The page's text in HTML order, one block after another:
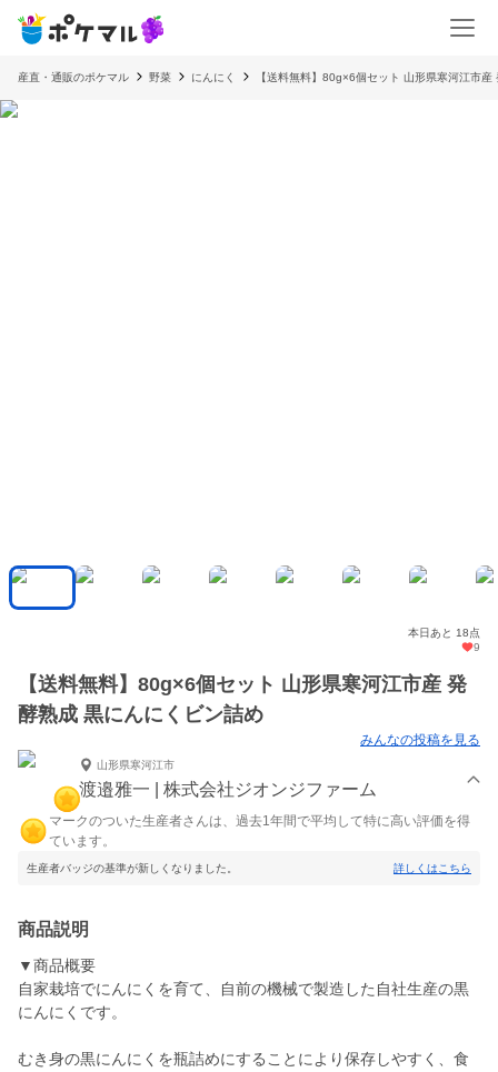
産直・通販のポケマル 野菜 にんにく 【送料無料】80g×6個セット 山形県寒河江市
本日あと 18点
9
【送料無料】80g×6個セット 山形県寒河江市産 発
酵熟成 黒にんにくビン詰め
みんなの投稿を見る
山形県寒河江市
渡邉雅一 | 株式会社ジオンジファーム
マークのついた生産者さんは、過去1年間で平均して特に高い評価を得
ています。
生産者バッジの基準が新しくなりました。 詳しくはこちら
商品説明
▼商品概要
自家栽培でにんにくを育て、自前の機械で製造した自社生産の黒
にんにくです。
むき身の黒にんにくを瓶詰めにすることにより保存しやすく、食